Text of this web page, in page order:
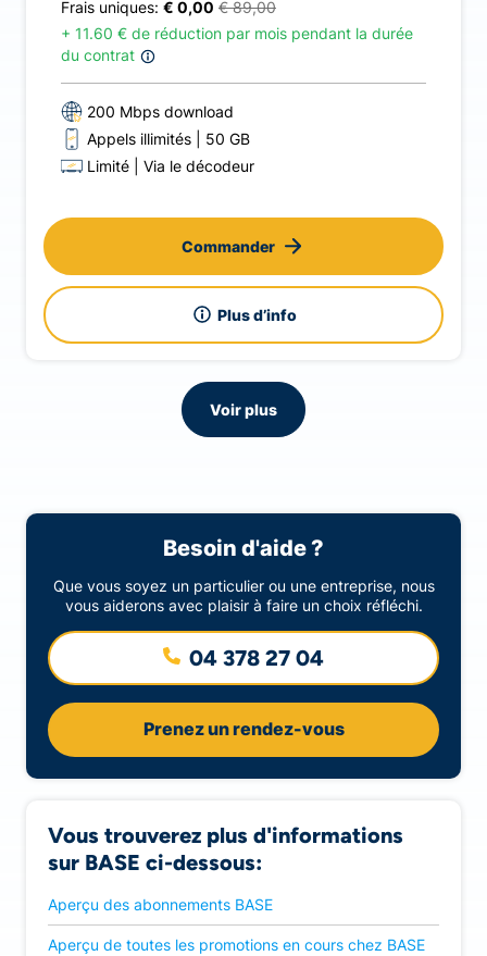
Frais uniques: € 0,00 € 89,00
+ 11.60 € de réduction par mois pendant la durée
du contrat
200 Mbps download
Appels illimités
50 GB
Limité
Via le décodeur
Plus d’info
Commander
Voir plus
Besoin d'aide ?
Que vous soyez un particulier ou une entreprise, nous
vous aiderons avec plaisir à faire un choix réfléchi.
04 378 27 04
Prenez un rendez-vous
Vous trouverez plus d'informations
sur BASE ci-dessous:
Aperçu des abonnements BASE
Aperçu de toutes les promotions en cours chez BASE